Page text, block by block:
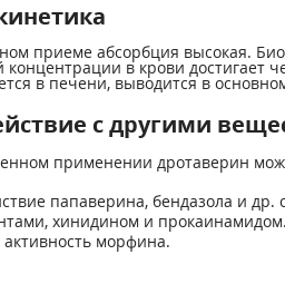
приеме абсорбция высокая.
в крови достигает
в печени, выводится в
с другими
применении дротаверин
папаверина, бендазола и
хинидином и
морфина.